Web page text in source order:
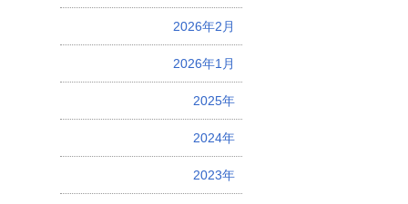
2026年2月
2026年1月
2025年
2024年
2023年